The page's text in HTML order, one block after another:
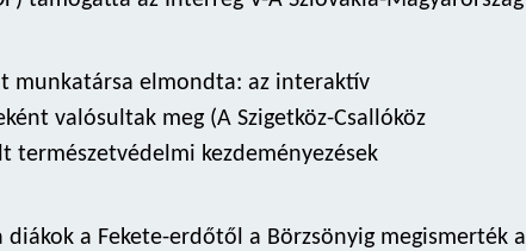
munkatársa elmondta: az interaktív
valósultak meg (A Szigetköz-Csallóköz
természetvédelmi kezdeményezések
a Fekete-erdőtől a Börzsönyig megismerték a